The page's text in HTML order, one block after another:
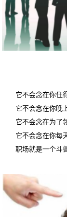
它不会念在你住
它不会念在你晚
它不会念在为了
它不会念在你每
职场就是一个斗